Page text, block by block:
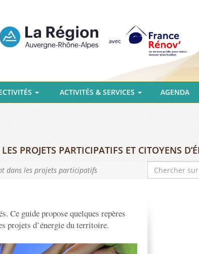
ACTIVITÉS & SERVICES AGENDA
PROJETS PARTICIPATIFS ET CITOYENS
dans les projets participatifs
Ce guide propose quelques repères
projets d’énergie du territoire.